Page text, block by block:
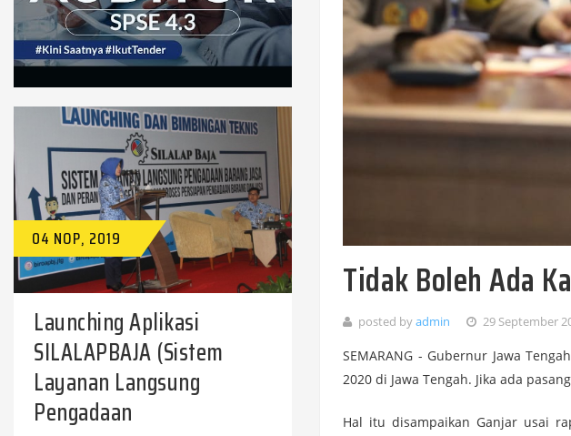
04 NOP, 2019
Launching Aplikasi
SILALAPBAJA (Sistem
Layanan Langsung
Pengadaan
Tidak Boleh Ada
posted byadmin 29 September
SEMARANG - Gubernur Jawa
2020 di Jawa Tengah. Jika ada
Hal itu disampaikan Ganjar usai